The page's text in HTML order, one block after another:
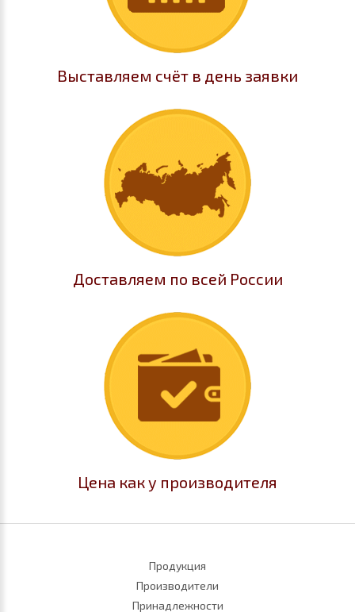
Выставляем счёт в день заявки
Доставляем по всей России
Цена как у производителя
Продукция
Производители
Принадлежности